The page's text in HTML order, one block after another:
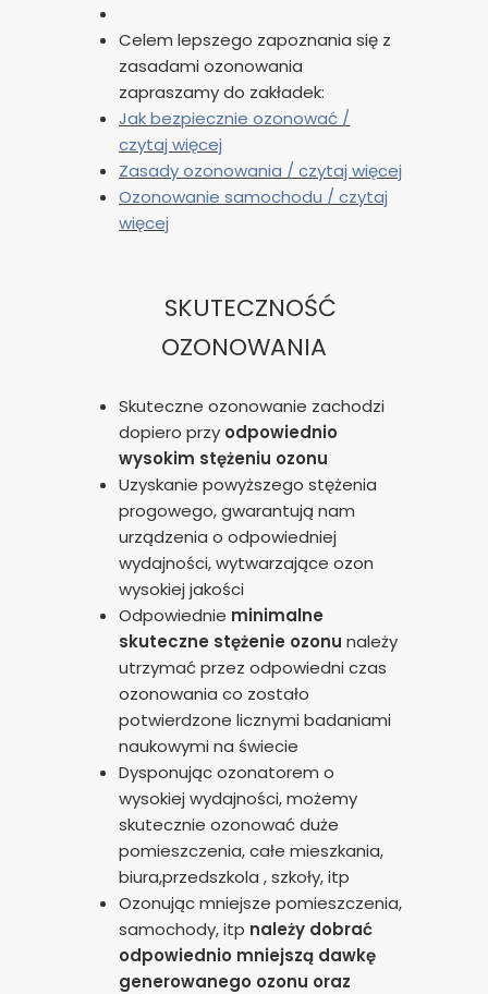
Celem lepszego zapoznania się z
zasadami ozonowania
zapraszamy do zakładek:
Jak bezpiecznie ozonować /
czytaj więcej
Zasady ozonowania / czytaj więcej
Ozonowanie samochodu / czytaj
więcej
SKUTECZNOŚĆ
OZONOWANIA
Skuteczne ozonowanie zachodzi
dopiero przy odpowiednio
wysokim stężeniu ozonu
Uzyskanie powyższego stężenia
progowego, gwarantują nam
urządzenia o odpowiedniej
wydajności, wytwarzające ozon
wysokiej jakości
Odpowiednie minimalne
skuteczne stężenie ozonu należy
utrzymać przez odpowiedni czas
ozonowania co zostało
potwierdzone licznymi badaniami
naukowymi na świecie
Dysponując ozonatorem o
wysokiej wydajności, możemy
skutecznie ozonować duże
pomieszczenia, całe mieszkania,
biura,przedszkola , szkoły, itp
Ozonując mniejsze pomieszczenia,
samochody, itp należy dobrać
odpowiednio mniejszą dawkę
generowanego ozonu oraz